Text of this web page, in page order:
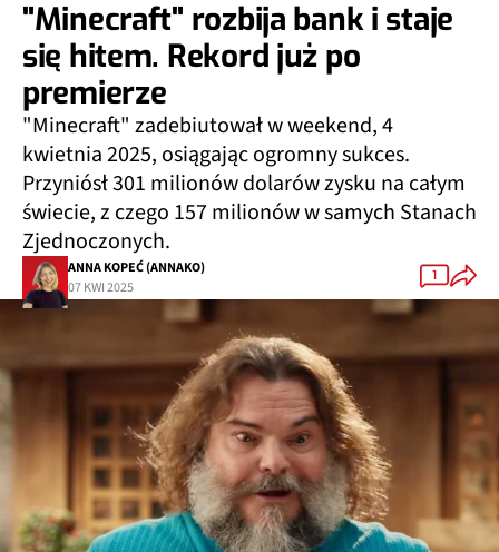
"Minecraft" rozbija bank i staje
się hitem. Rekord już po
premierze
"Minecraft" zadebiutował w weekend, 4
kwietnia 2025, osiągając ogromny sukces.
Przyniósł 301 milionów dolarów zysku na całym
świecie, z czego 157 milionów w samych Stanach
Zjednoczonych.
ANNA KOPEĆ (ANNAKO)
07 KWI 2025
1